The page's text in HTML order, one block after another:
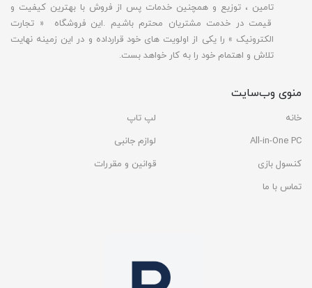
تامین ، توزیع و همچنین خدمات پس از فروش با بهترین کیفیت و
قیمت در خدمت مشتریان محترم باشیم .این فروشگاه « تجارت
الکترونیک » را یکی از اولویت های خود قرارداده و در این زمینه نهایت
تلاش و اهتمام خود را به کار خواهد بست.
منوی وب‌سایت
خانه
لپ تاپ
All-in-One PC
لوازم جانبی
کنسول بازی
قوانین و مقررات
تماس با ما